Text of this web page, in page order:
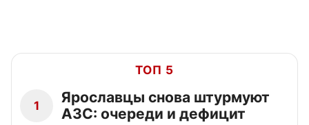
ТОП 5
1
Ярославцы снова штурмуют
АЗС: очереди и дефицит